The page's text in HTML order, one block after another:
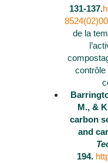
131-137.
de la
contrôle
M., &
carbon
and
194.